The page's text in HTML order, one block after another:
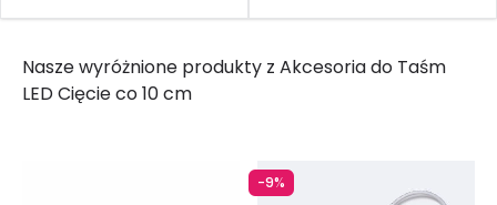
Nasze wyróżnione produkty z Akcesoria do Taśm
LED Cięcie co 10 cm
-9%